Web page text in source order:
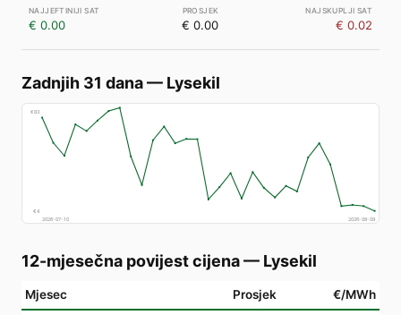
€ 0.00 € 0.00 € 0.02
Zadnjih 31 dana— Lysekil
€83
€4
2026-07-10
2026-08-09
12-mjesečna povijest cijena— Lysekil
Mjesec Prosjek €/MWh